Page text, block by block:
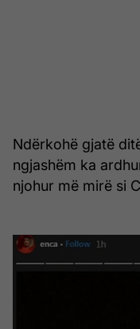
Ndërkohë gjatë
ngjashëm ka
njohur më mirë si